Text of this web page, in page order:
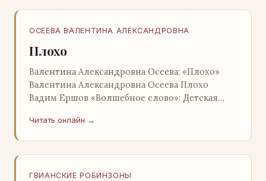
ОСЕЕВА ВАЛЕНТИНА АЛЕКСАНДРОВНА
Плохо
Валентина Александровна Осеева: «Плохо»
Валентина Александровна Осеева Плохо
Вадим Ершов «Волшебное слово»: Детская
Александровна ОСЕЕВ…
Читать онлайн →
ГВИАНСКИЕ РОБИНЗОНЫ